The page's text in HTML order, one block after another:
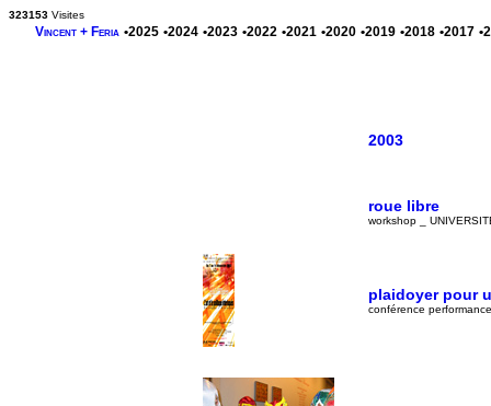
2003
roue libre
workshop _
plaidoyer pour
conférence
323153 Visites
Vincent + Feria •2025 •2024 •2023 •2022 •2021 •2020 •2019 •2018 •2017